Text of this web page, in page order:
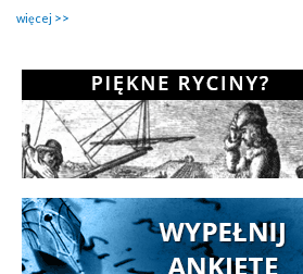
więcej